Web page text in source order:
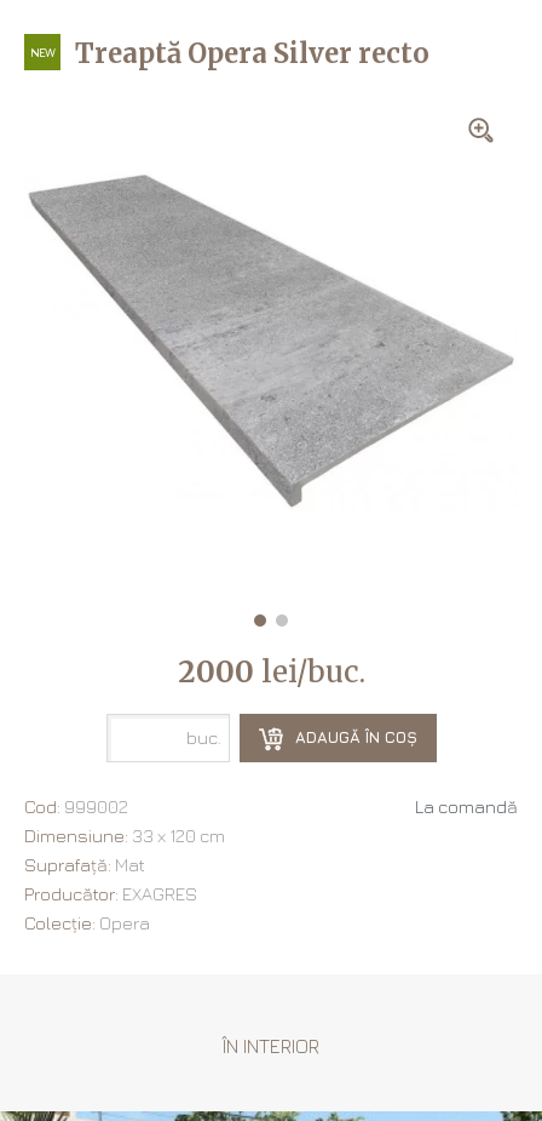
NEW Treaptă Opera Silver recto
2000 lei/buc.
buc. ADAUGĂ ÎN COȘ
Cod: 999002
La comandă
Dimensiune: 33 х 120 cm
Suprafață: Mat
Producător: EXAGRES
Colecție: Opera
ÎN INTERIOR